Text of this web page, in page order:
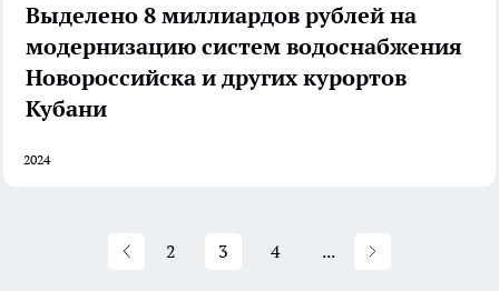
Выделено 8 миллиардов рублей на
модернизацию систем водоснабжения
Новороссийска и других курортов
Кубани
2024
2 3 4 ...